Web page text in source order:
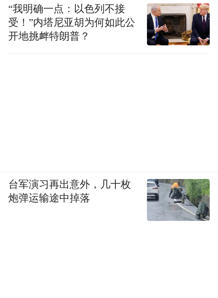
“我明确一点：以色列不接
受！”内塔尼亚胡为何如此公
开地挑衅特朗普？
台军演习再出意外，几十枚
炮弹运输途中掉落